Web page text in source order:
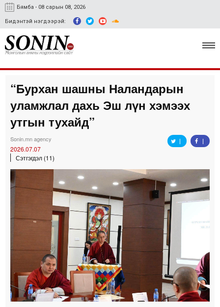
Бямба - 08 сарын 08, 2026
Бидэнтэй нэгдээрэй:
Улс төр, эдийн засаг
Гэмт хэрэг
Easy news
“Бурхан шашны Наландарын
уламжлал дахь Эш лүн хэмээх
утгын тухайд”
Sonin.mn agency
2026.07.07
Сэтгэгдэл (11)